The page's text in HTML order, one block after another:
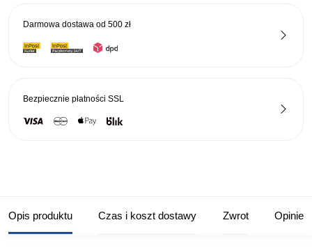
40gDarmowa dostawa od 500 zł
Bezpiecznie płatności SSL
Opis produktu Czas i koszt dostawy Zwrot Opinie